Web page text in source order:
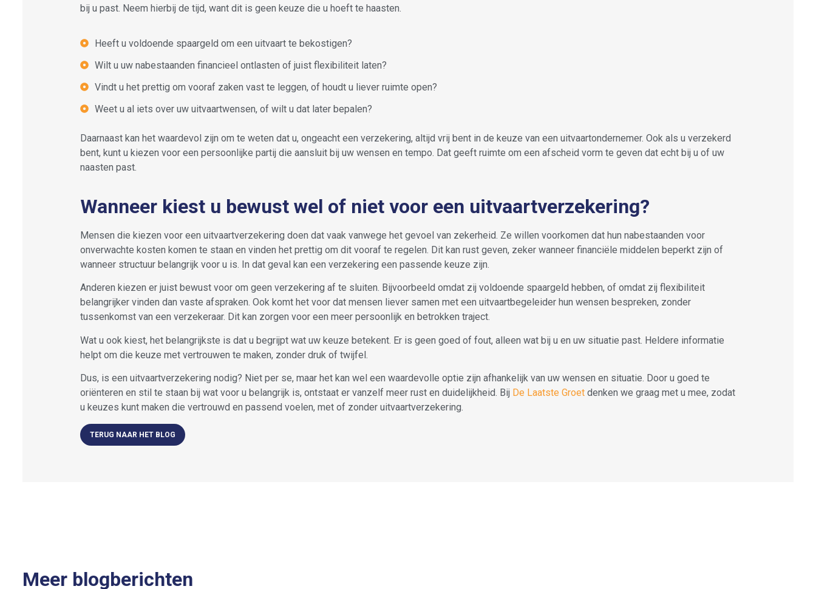
bij u past. Neem hierbij de tijd, want dit is geen keuze die u hoeft te haasten.
Heeft u voldoende spaargeld om een uitvaart te bekostigen?
Wilt u uw nabestaanden financieel ontlasten of juist flexibiliteit laten?
Vindt u het prettig om vooraf zaken vast te leggen, of houdt u liever ruimte open?
Weet u al iets over uw uitvaartwensen, of wilt u dat later bepalen?
Daarnaast kan het waardevol zijn om te weten dat u, ongeacht een verzekering, altijd vrij bent in de keuze van een uitvaartondernemer. Ook als u verzekerd
bent, kunt u kiezen voor een persoonlijke partij die aansluit bij uw wensen en tempo. Dat geeft ruimte om een afscheid vorm te geven dat echt bij u of uw
naasten past.
Wanneer kiest u bewust wel of niet voor een uitvaartverzekering?
Mensen die kiezen voor een uitvaartverzekering doen dat vaak vanwege het gevoel van zekerheid. Ze willen voorkomen dat hun nabestaanden voor
onverwachte kosten komen te staan en vinden het prettig om dit vooraf te regelen. Dit kan rust geven, zeker wanneer financiële middelen beperkt zijn of
wanneer structuur belangrijk voor u is. In dat geval kan een verzekering een passende keuze zijn.
Anderen kiezen er juist bewust voor om geen verzekering af te sluiten. Bijvoorbeeld omdat zij voldoende spaargeld hebben, of omdat zij flexibiliteit
belangrijker vinden dan vaste afspraken. Ook komt het voor dat mensen liever samen met een uitvaartbegeleider hun wensen bespreken, zonder
tussenkomst van een verzekeraar. Dit kan zorgen voor een meer persoonlijk en betrokken traject.
Wat u ook kiest, het belangrijkste is dat u begrijpt wat uw keuze betekent. Er is geen goed of fout, alleen wat bij u en uw situatie past. Heldere informatie
helpt om die keuze met vertrouwen te maken, zonder druk of twijfel.
Dus, is een uitvaartverzekering nodig? Niet per se, maar het kan wel een waardevolle optie zijn afhankelijk van uw wensen en situatie. Door u goed te
oriënteren en stil te staan bij wat voor u belangrijk is, ontstaat er vanzelf meer rust en duidelijkheid. Bij De Laatste Groet denken we graag met u mee, zodat
u keuzes kunt maken die vertrouwd en passend voelen, met of zonder uitvaartverzekering.
TERUG NAAR HET BLOG
Meer blogberichten